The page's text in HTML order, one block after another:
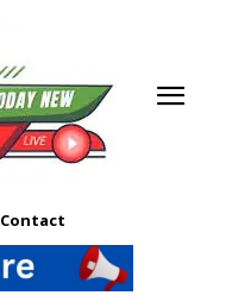
Contact